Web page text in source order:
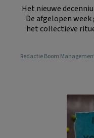
Het nieuwe
De afgelopen week
het collectieve
Redactie Boom